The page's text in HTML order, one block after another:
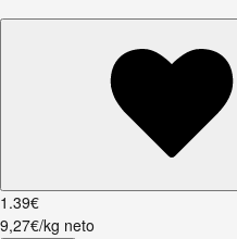
1 .39€
9,27€/kg neto